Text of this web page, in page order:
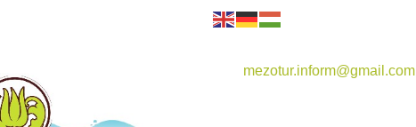
mezotur.inform@gmail.com